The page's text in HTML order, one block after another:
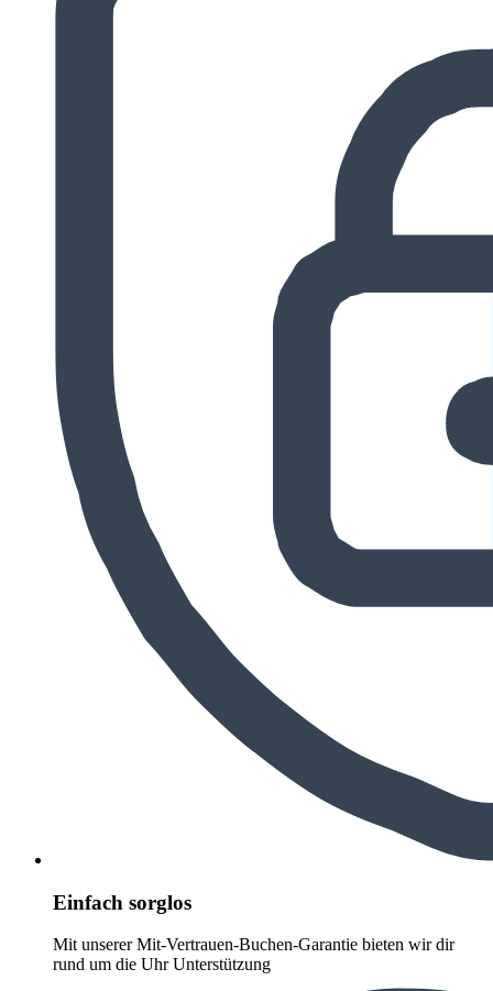
Einfach sorglos
Mit unserer Mit-Vertrauen-Buchen-Garantie bieten wir dir
rund um die Uhr Unterstützung